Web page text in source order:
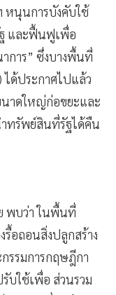
หนุนการบังคับใช้
และฟื้นฟูเพื่อ
การ” ซึ่งบางพื้นที่
ได้ประกาศไปแล้ว
นาดใหญ่ก่อขยะและ
ทรัพย์สินที่รัฐได้คืน
พบว่า ในพื้นที่
อถอนสิ่งปลูกสร้าง
รรมการกฤษฎีกา
บใช้เพื่อ ส่วนรวม